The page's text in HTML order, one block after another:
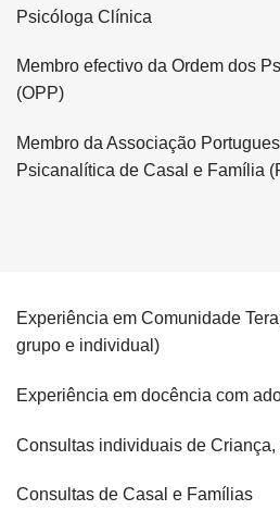
Psicóloga Clínica
Membro efectivo da Ordem dos
(OPP)
Membro da Associação
Psicanalítica de Casal e Família
Experiência em Comunidade
grupo e individual)
Experiência em docência com
Consultas individuais de Criança,
Consultas de Casal e Famílias